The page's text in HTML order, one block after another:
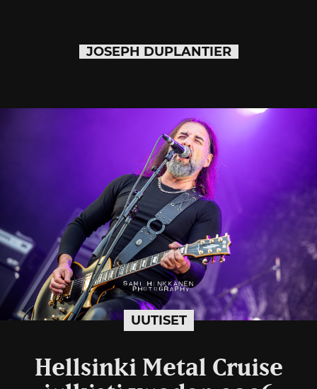
JOSEPH DUPLANTIER
UUTISET
Hellsinki Metal Cruise